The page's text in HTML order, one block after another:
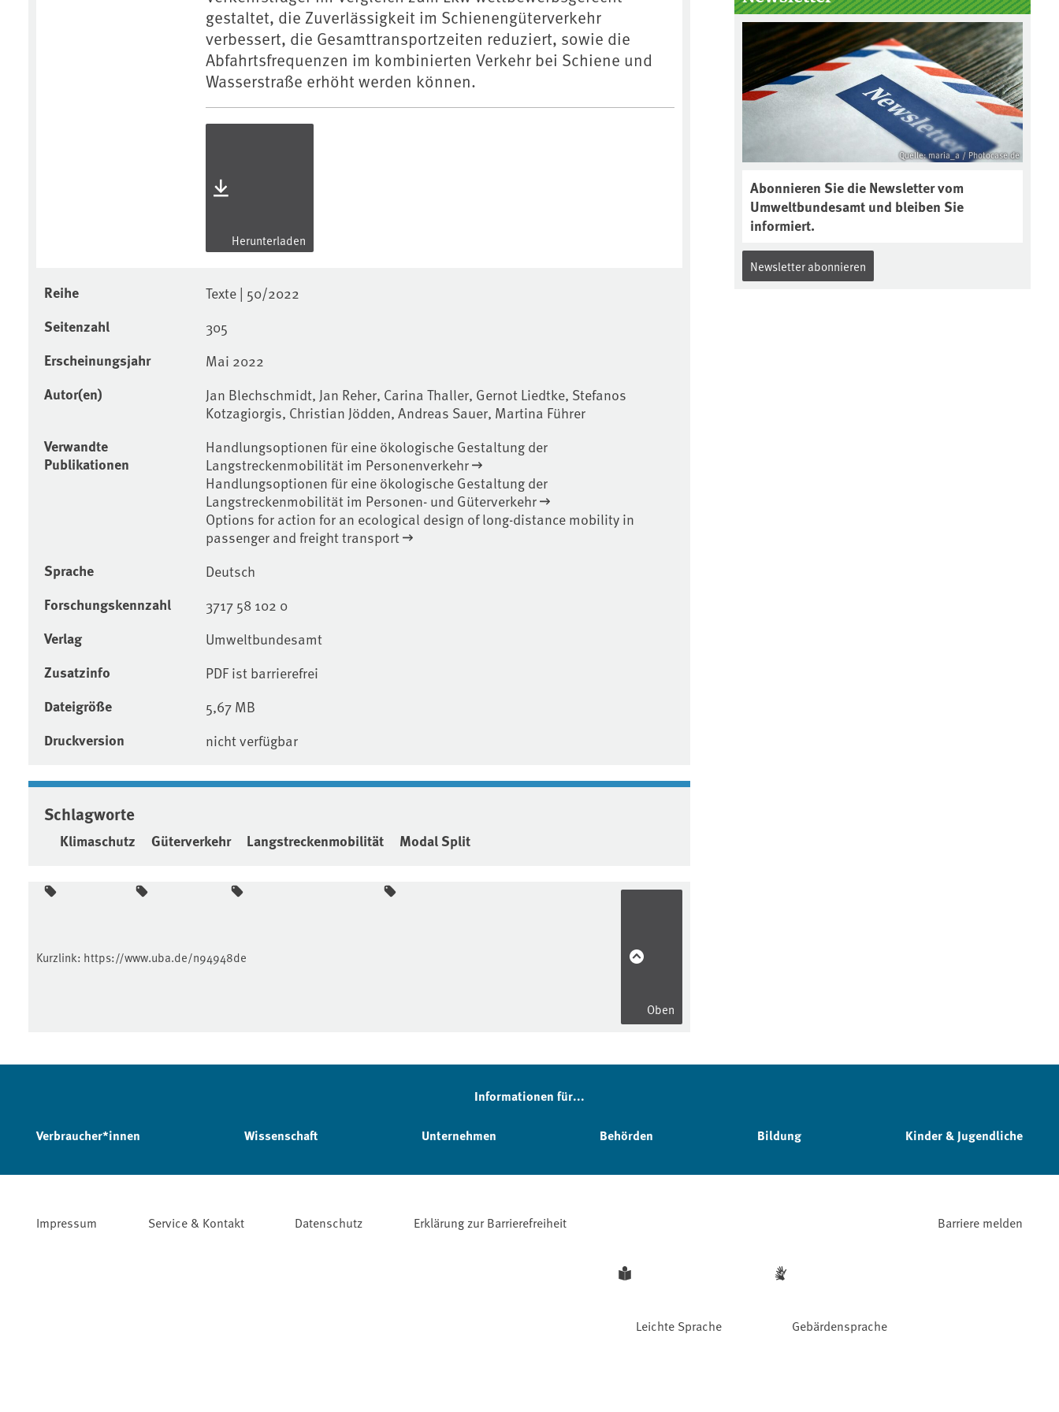
gestaltet, die Zuverlässigkeit im Schienengüterverkehr
verbessert, die Gesamttransportzeiten reduziert, sowie die
Abfahrtsfrequenzen im kombinierten Verkehr bei Schiene und
Wasserstraße erhöht werden können.
Herunterladen
Reihe Texte | 50/2022
Seitenzahl 305
Erscheinungsjahr Mai 2022
Autor(en)
Jan Blechschmidt, Jan Reher, Carina Thaller, Gernot Liedtke, Stefanos
Kotzagiorgis, Christian Jödden, Andreas Sauer, Martina Führer
Verwandte
Publikationen
Handlungsoptionen für eine ökologische Gestaltung der
Langstreckenmobilität im Personenverkehr
Handlungsoptionen für eine ökologische Gestaltung der
Langstreckenmobilität im Personen- und Güterverkehr
Options for action for an ecological design of long-distance mobility in
passenger and freight transport
Sprache Deutsch
Forschungskennzahl 3717 58 102 0
Verlag Umweltbundesamt
Zusatzinfo PDF ist barrierefrei
Dateigröße 5,67 MB
Druckversion nicht verfügbar
Schlagworte
Klimaschutz Güterverkehr Langstreckenmobilität Modal Split
Boden des Jahres ausgewählt und
was passiert eigentlich während
eines solchen Bodenjahres? Infos
dazu gibt es im aktuellen Podcast
„Soilcast“. Jetzt reinhören:
https://soilcast.de/interview/sc20
2-interview-die-kuer-der-krume/
Quelle: maria_a / Photocase.de
Abonnieren Sie die Newsletter vom
Umweltbundesamt und bleiben Sie
informiert.
Newsletter abonnieren
Kurzlink: https://www.uba.de/n94948de
Oben
Informationen für...
Verbraucher*innen Wissenschaft Unternehmen Behörden Bildung Kinder & Jugendliche
Impressum Service & Kontakt Datenschutz Erklärung zur Barrierefreiheit
Leichte Sprache Gebärdensprache
Barriere melden